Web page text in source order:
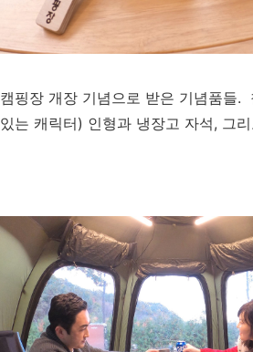
캠핑장 개장 기념으로 받은 기념품들.
있는 캐릭터) 인형과 냉장고 자석, 그